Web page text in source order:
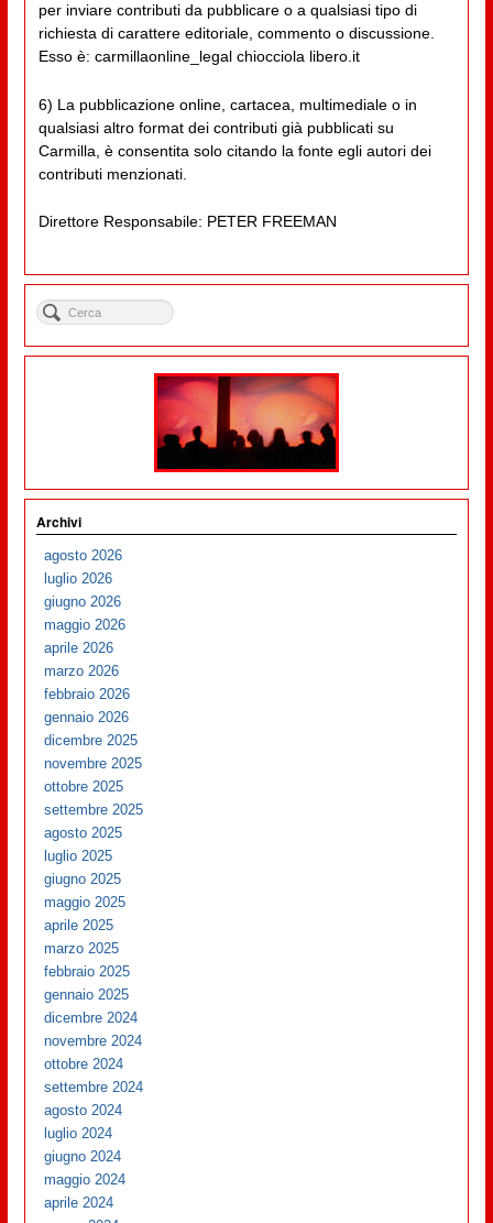
per inviare contributi da pubblicare o a qualsiasi tipo di
richiesta di carattere editoriale, commento o discussione.
Esso è: carmillaonline_legal chiocciola libero.it
6) La pubblicazione online, cartacea, multimediale o in
qualsiasi altro format dei contributi già pubblicati su
Carmilla, è consentita solo citando la fonte egli autori dei
contributi menzionati.
Direttore Responsabile: PETER FREEMAN
Archivi
agosto 2026
luglio 2026
giugno 2026
maggio 2026
aprile 2026
marzo 2026
febbraio 2026
gennaio 2026
dicembre 2025
novembre 2025
ottobre 2025
settembre 2025
agosto 2025
luglio 2025
giugno 2025
maggio 2025
aprile 2025
marzo 2025
febbraio 2025
gennaio 2025
dicembre 2024
novembre 2024
ottobre 2024
settembre 2024
agosto 2024
luglio 2024
giugno 2024
maggio 2024
aprile 2024